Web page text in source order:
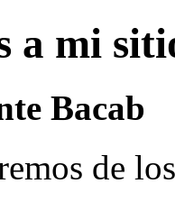
a mi
Bacab
de